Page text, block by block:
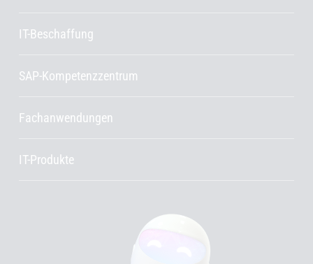
IT-Beschaffung
SAP-Kompetenzzentrum
Fachanwendungen
IT-Produkte